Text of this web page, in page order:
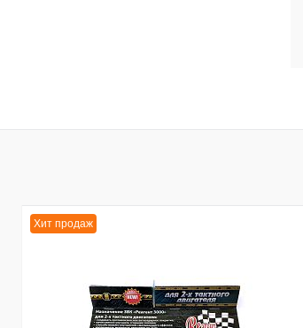
Хит продаж